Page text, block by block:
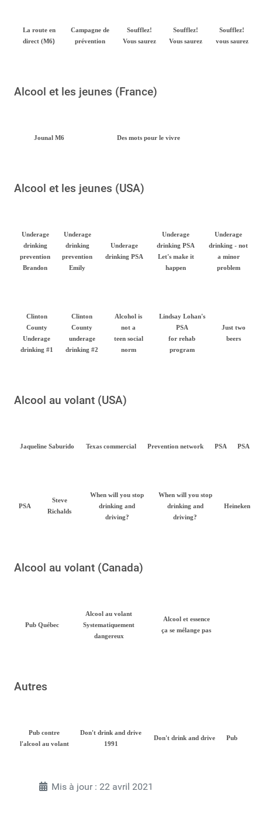
La route en
direct (M6)
Campagne de
prévention
Soufflez!
Vous saurez
Soufflez!
Vous saurez
Soufflez!
vous saurez
Alcool et les jeunes (France)
Jounal M6 Des mots pour le vivre
Alcool et les jeunes (USA)
Underage
drinking
prevention
Brandon
Underage
drinking
prevention
Emily
Underage
drinking PSA
Underage
drinking PSA
Let's make it
happen
Underage
drinking - not
a minor
problem
Clinton
County
Underage
drinking #1
Clinton
County
underage
drinking #2
Alcohol is
not a
teen social
norm
Lindsay Lohan's
PSA
for rehab
program
Just two
beers
Alcool au volant (USA)
Jaqueline Saburido Texas commercial Prevention network PSA PSA
PSA
Steve
Richalds
When will you stop
drinking and
driving?
When will you stop
drinking and
driving?
Heineken
Alcool au volant (Canada)
Pub Québec
Alcool au volant
Systematiquement
dangereux
Alcool et essence
ça se mélange pas
Autres
Pub contre
l'alcool au volant
Don't drink and drive
1991
Don't drink and drive Pub
Mis à jour : 22 avril 2021